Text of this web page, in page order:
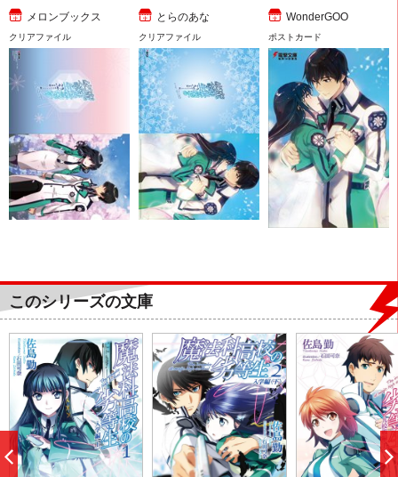
メロンブックス
クリアファイル
とらのあな
クリアファイル
WonderGOO
ポストカード
このシリーズの文庫
前